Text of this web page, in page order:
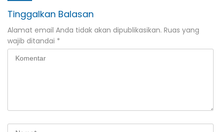
Tinggalkan Balasan
Alamat email Anda tidak akan dipublikasikan. Ruas yang
wajib ditandai *